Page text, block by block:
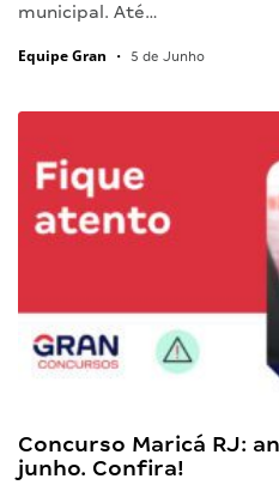
municipal. Até…
Equipe Gran • 5 de Junho
Concurso Maricá RJ:
junho. Confira!